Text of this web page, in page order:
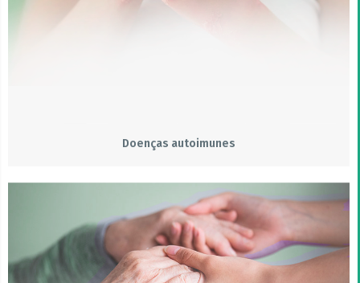
Doenças autoimunes